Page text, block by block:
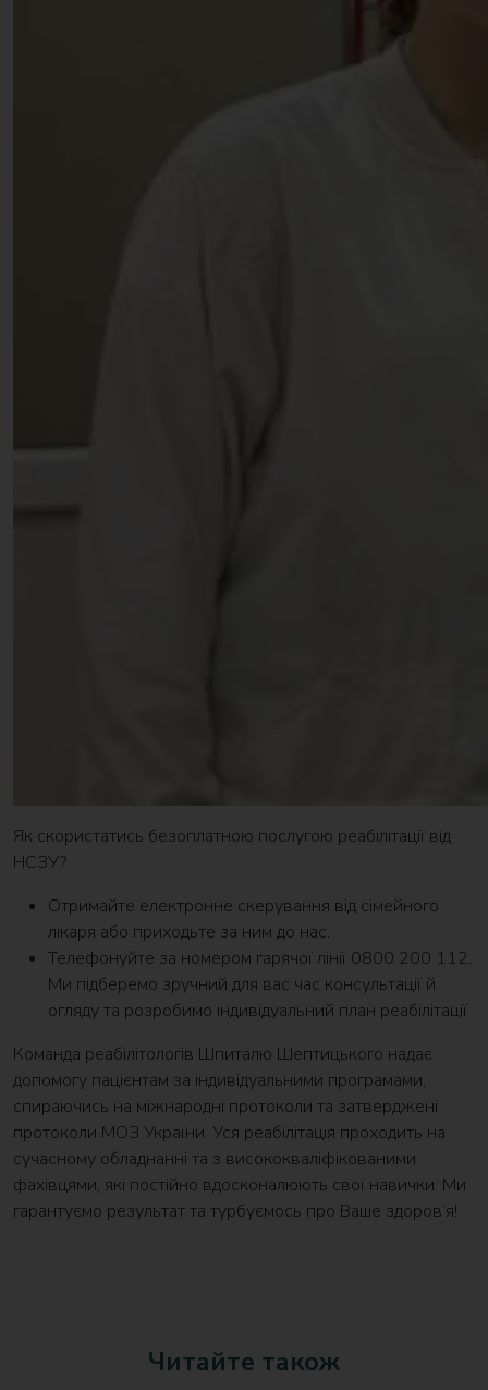
Як скористатись безоплатною послугою реабілітації від
НСЗУ?
Отримайте електронне скерування від сімейного
лікаря або приходьте за ним до нас.
Телефонуйте за номером гарячої лінії 0800 200 112.
Ми підберемо зручний для вас час консультації й
огляду та розробимо індивідуальний план реабілітації
Команда реабілітологів Шпиталю Шептицького надає
допомогу пацієнтам за індивідуальними програмами,
спираючись на міжнародні протоколи та затверджені
протоколи МОЗ України. Уся реабілітація проходить на
сучасному обладнанні та з висококваліфікованими
фахівцями, які постійно вдосконалюють свої навички. Ми
гарантуємо результат та турбуємось про Ваше здоров’я!
Читайте також